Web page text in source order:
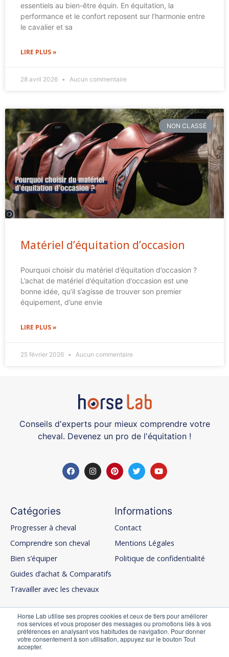
Horse Lab utilise ses propres cookies et ceux de tiers pour améliorer
nos services et vous proposer des messages ou promotions liés à vos
préférences en analysant vos habitudes de navigation. Pour donner
votre consentement à son utilisation, appuyez sur le bouton Tout
accepter.
essentiels au bien-être équin. En équitation, la
performance et le confort reposent sur l’harmonie entre
le cavalier et sa
LIRE PLUS »
28 avril 2026 Aucun commentaire
NON CLASSÉ
Matériel d’équitation d’occasion
Pourquoi choisir du matériel d’équitation d’occasion ?
L’achat de matériel d’équitation d’occasion est une
bonne idée, qu’il s’agisse de trouver son premier
équipement, d’une envie
LIRE PLUS »
25 février 2026 Aucun commentaire
Conseils d'experts pour mieux comprendre votre
cheval. Devenez un pro de l'équitation !
Catégories
Progresser à cheval
Comprendre son cheval
Bien s’équiper
Guides d’achat & Comparatifs
Travailler avec les chevaux
Informations
Contact
Mentions Légales
Politique de confidentialité
Menu
Accueil